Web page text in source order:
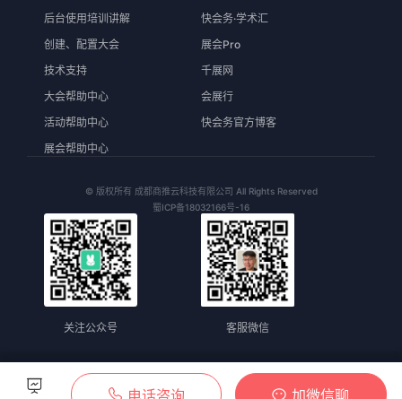
后台使用培训讲解
创建、配置大会
技术支持
大会帮助中心
活动帮助中心
展会帮助中心
快会务·学术汇
展会Pro
千展网
会展行
快会务官方博客
© 版权所有 成都商推云科技有限公司 All Rights Reserved
蜀ICP备18032166号-16
关注公众号 客服微信
电话咨询 加微信聊